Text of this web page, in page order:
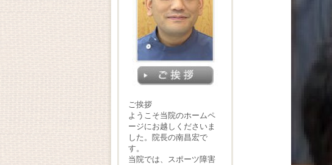
ご挨拶
ようこそ当院のホームペ
ージにお越しくださいま
した。院長の南昌宏で
す。
当院では、スポーツ障害